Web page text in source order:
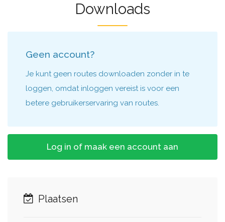
Downloads
Geen account?
Je kunt geen routes downloaden zonder in te
loggen, omdat inloggen vereist is voor een
betere gebruikerservaring van routes.
Log in of maak een account aan
Plaatsen